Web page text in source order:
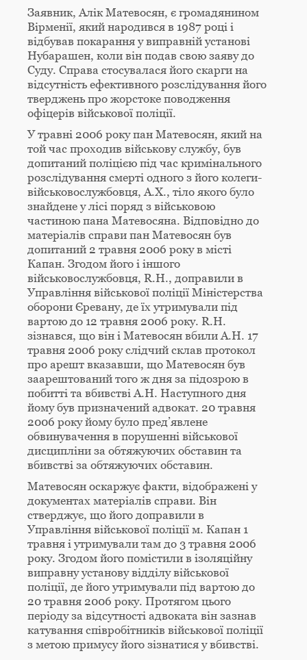
Заявник, Алік Матевосян, є громадянином
Вірменії, який народився в 1987 році і
відбував покарання у виправній установі
Нубарашен, коли він подав свою заяву до
Суду. Справа стосувалася його скарги на
відсутність ефективного розслідування його
тверджень про жорстоке поводження
офіцерів військової поліції.
У травні 2006 року пан Матевосян, який на
той час проходив військову службу, був
допитаний поліцією під час кримінального
розслідування смерті одного з його колеги-
військовослужбовця, А.Х., тіло якого було
знайдене у лісі поряд з військовою
частиною пана Матевосяна. Відповідно до
матеріалів справи пан Матевосян був
допитаний 2 травня 2006 року в місті
Капан. Згодом його і іншого
військовослужбовця, R.H., доправили в
Управління військової поліції Міністерства
оборони Єревану, де їх утримували під
вартою до 12 травня 2006 року. R.H.
зізнався, що він і Матевосян вбили А.Н. 17
травня 2006 року слідчий склав протокол
про арешт вказавши, що Матевосян був
заарештований того ж дня за підозрою в
побитті та вбивстві A.H. Наступного дня
йому був призначений адвокат. 20 травня
2006 року йому було пред’явлене
обвинувачення в порушенні військової
дисципліни за обтяжуючих обставин та
вбивстві за обтяжуючих обставин.
Матевосян оскаржує факти, відображені у
документах матеріалів справи. Він
стверджує, що його доправили в
Управління військової поліції м. Капан 1
травня і утримували там до 3 травня 2006
року. Згодом його помістили в ізоляційну
виправну установу відділу військової
поліції, де його утримували під вартою до
20 травня 2006 року. Протягом цього
періоду за відсутності адвоката він зазнав
катування співробітників військової поліції
з метою примусу його зізнатися у вбивстві.